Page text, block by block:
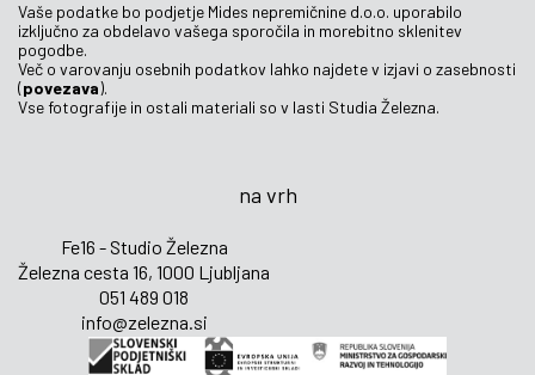
Vaše podatke bo podjetje Mides nepremičnine d.o.o. uporabilo
izključno za obdelavo vašega sporočila in morebitno sklenitev
pogodbe.
Več o varovanju osebnih podatkov lahko najdete v izjavi o zasebnosti
(povezava).
Vse fotografije in ostali materiali so v lasti Studia Železna.
na vrh
Fe16 - Studio Železna
Železna cesta 16, 1000 Ljubljana
051 489 018
info@zelezna.si